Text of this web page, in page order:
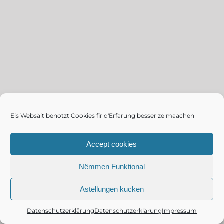
Eis Websäit benotzt Cookies fir d'Erfarung besser ze maachen
Accept cookies
Nëmmen Funktional
Astellungen kucken
DatenschutzerklärungDatenschutzerklärungImpressum